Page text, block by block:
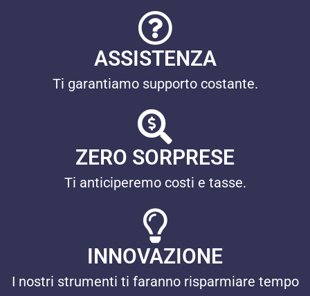
ASSISTENZA
Ti garantiamo supporto costante.
ZERO SORPRESE
Ti anticiperemo costi e tasse.
INNOVAZIONE
I nostri strumenti ti faranno risparmiare tempo